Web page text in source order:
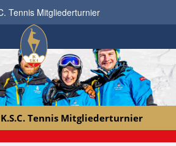
Tennis Mitgliederturnier
Tennis Mitgliederturnier